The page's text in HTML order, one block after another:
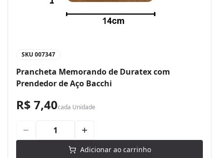
SKU 007347
Prancheta Memorando de Duratex com
Prendedor de Aço Bacchi
R$ 7,40cada Unidade
Adicionar ao carrinho